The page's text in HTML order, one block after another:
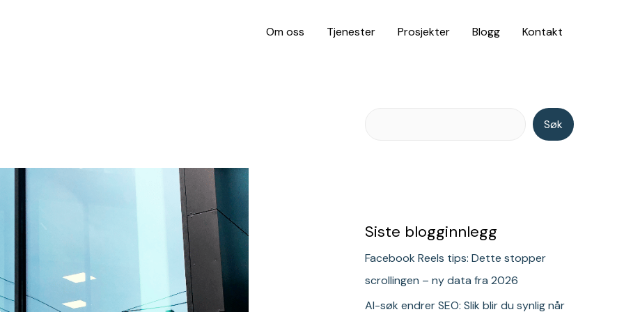
Om oss Tjenester Prosjekter Blogg Kontakt
ø
Søk
Siste blogginnlegg
Facebook Reels tips: Dette stopper
scrollingen – ny data fra 2026
AI-søk endrer SEO: Slik blir du synlig når